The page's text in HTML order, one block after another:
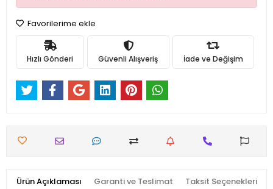
Favorilerime ekle
Hızlı Gönderi Güvenli Alışveriş İade ve Değişim
Ürün Açıklaması Garanti ve Teslimat Taksit Seçenekleri